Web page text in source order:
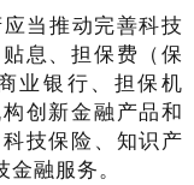
当推动完善科技
息、担保费（保
业银行、担保机
创新金融产品和
技保险、知识产
融服务。